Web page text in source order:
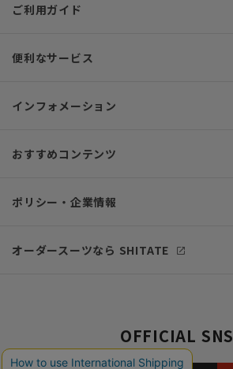
ご利用ガイド
便利なサービス
インフォメーション
おすすめコンテンツ
ポリシー・企業情報
オーダースーツなら SHITATE
OFFICIAL SNS